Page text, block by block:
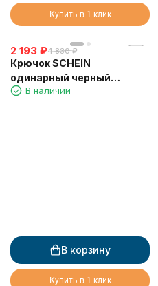
Купить в 1 клик
2 193 ₽4 830 ₽
Крючок SCHEIN
одинарный черный
(9211MB)
В наличии
В корзину
Купить в 1 клик